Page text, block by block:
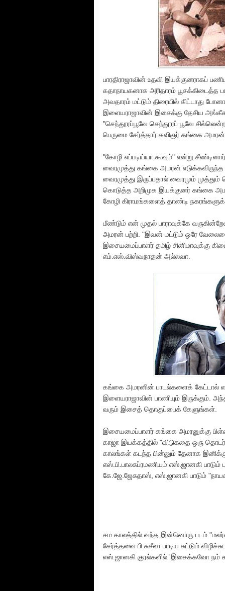
பாரதிராஜாவின் உதவி இயக்குனராகப்
கதாநாயகனாக அரிதாரம்
அவதாரம் மட்டும் திரையில் கிட்டாது
இளையராஜாவின் இசைக்கு தேசிய
"செந்தூரப்பூவே செந்தூரப் பூவே
பெருமை சேர்த்தார் கவிஞர் கங்கை
"கோழி எப்படிய்யா கூவும்" என்று
வைரமுத்து கங்கை அமரன் எடுக்கவிருந்த
வைரமுத்து இருப்பதால் வைரமும் முத்தும்
கொடுத்த அறிமுக இயக்குனர் கங்கை
கோழி கிராமங்களைத் தாண்டி
மீண்டும் என் முதல் பாராவுக்கே
அமரன் பற்றி. "இவன் மட்டும் ஒரே
இசையமைப்பாளர் தமிழ் சினிமாவுக்கு
எம்.எஸ்.விஸ்வநாதன் அல்லவா.
கங்கை அமரனின் பாடல்களைக் கேட்டால்
இளையராஜாவின் பாணியும் இருக்கும்.
வரும் இசைத் தொகுப்பைக் கேளுங்கள்.
இசையமைப்பாளர் கங்கை அமரனுக்கு
காஜா இயக்கத்தில் "விடுகதை ஒரு
காலங்கள் கடந்த பின்னும் தேனாக
எஸ்.பி.பாலசுப்ரமணியம் எஸ்.ஜானகி
கே.ஜே.ஜேசுதாஸ், எஸ்.ஜானகி பாடும்
சம காலத்தில் வந்த இன்னொரு படம்
சேர்த்தவை பி.சுசீலா பாடிய சுட்டும்
எஸ்.ஜானகி குரல்களில் 'இசைக்கவோ நம்